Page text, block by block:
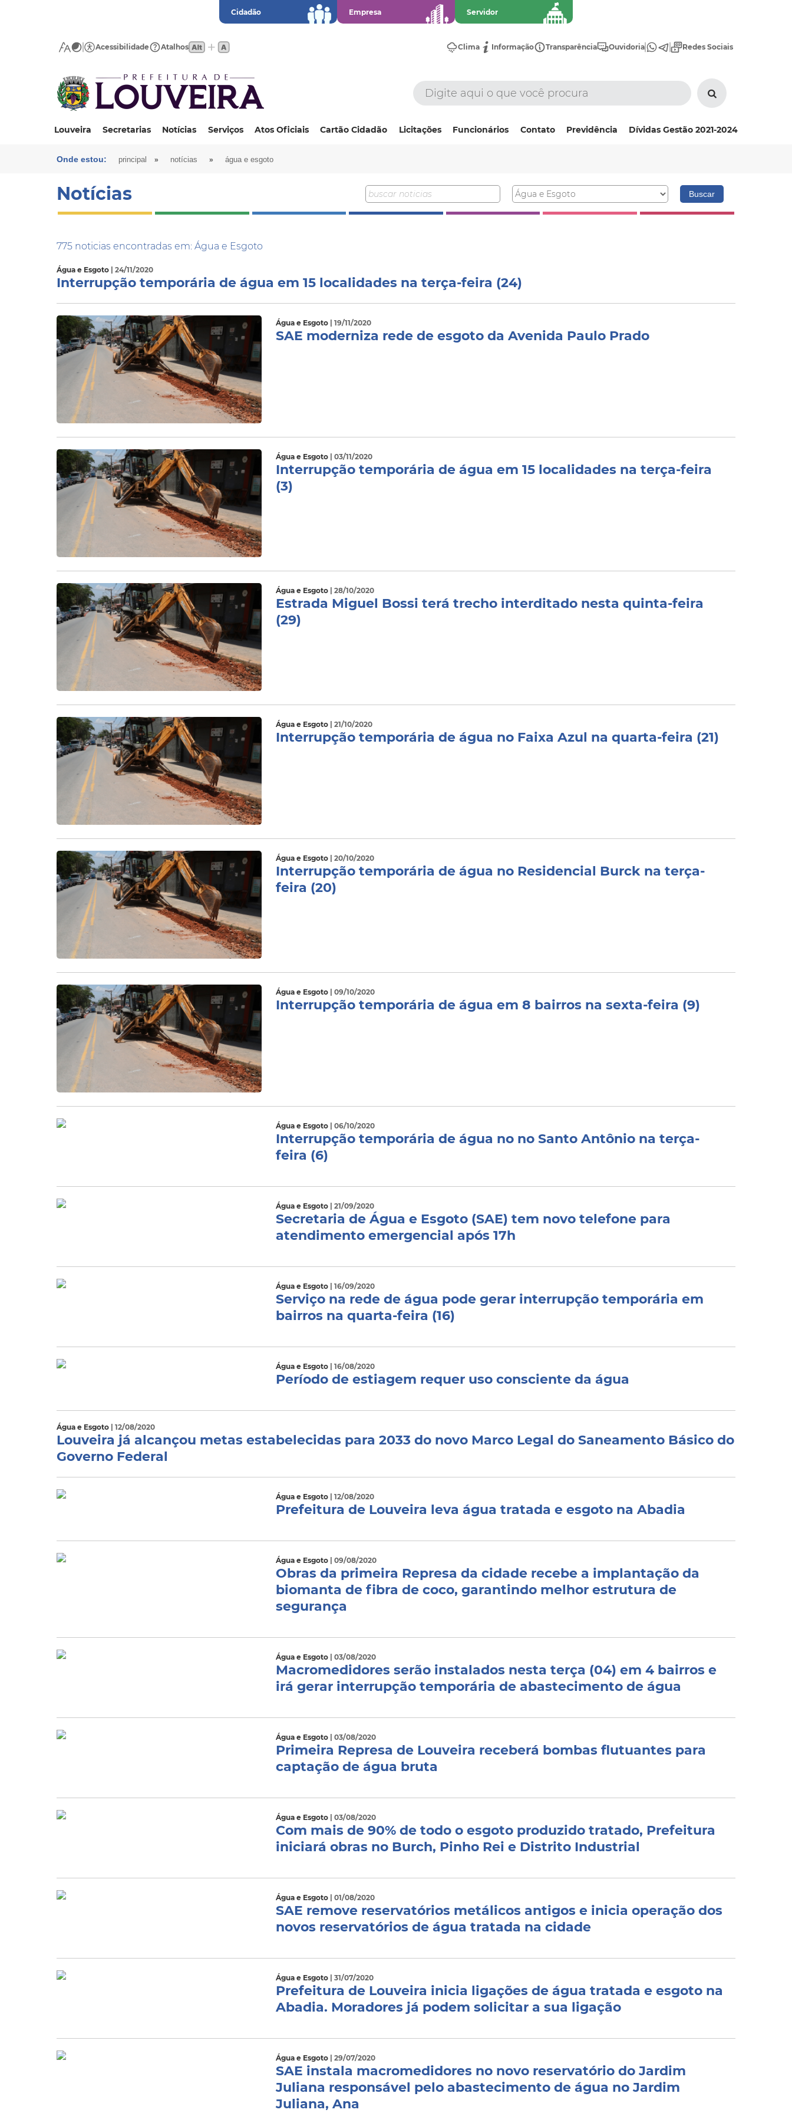
Cidadão Empresa Servidor
Acessibilidade Atalhos Clima Informação Transparência Ouvidoria Redes Sociais
Louveira Secretarias Notícias Serviços Atos Oficiais Cartão Cidadão Licitações Funcionários Contato Previdência Dívidas Gestão 2021-2024
Onde estou: principal » notícias » água e esgoto
Notícias
775 noticias encontradas em: Água e Esgoto
Água e Esgoto | 24/11/2020
Interrupção temporária de água em 15 localidades na terça-feira (24)
Água e Esgoto | 19/11/2020
SAE moderniza rede de esgoto da Avenida Paulo Prado
Água e Esgoto | 03/11/2020
Interrupção temporária de água em 15 localidades na terça-feira
(3)
Água e Esgoto | 28/10/2020
Estrada Miguel Bossi terá trecho interditado nesta quinta-feira
(29)
Água e Esgoto | 21/10/2020
Interrupção temporária de água no Faixa Azul na quarta-feira (21)
Água e Esgoto | 20/10/2020
Interrupção temporária de água no Residencial Burck na terça-
feira (20)
Água e Esgoto | 09/10/2020
Interrupção temporária de água em 8 bairros na sexta-feira (9)
Água e Esgoto | 06/10/2020
Interrupção temporária de água no no Santo Antônio na terça-
feira (6)
Água e Esgoto | 21/09/2020
Secretaria de Água e Esgoto (SAE) tem novo telefone para
atendimento emergencial após 17h
Água e Esgoto | 16/09/2020
Serviço na rede de água pode gerar interrupção temporária em
bairros na quarta-feira (16)
Água e Esgoto | 16/08/2020
Período de estiagem requer uso consciente da água
Água e Esgoto | 12/08/2020
Louveira já alcançou metas estabelecidas para 2033 do novo Marco Legal do Saneamento Básico do
Governo Federal
Água e Esgoto | 12/08/2020
Prefeitura de Louveira leva água tratada e esgoto na Abadia
Água e Esgoto | 09/08/2020
Obras da primeira Represa da cidade recebe a implantação da
biomanta de fibra de coco, garantindo melhor estrutura de
segurança
Água e Esgoto | 03/08/2020
Macromedidores serão instalados nesta terça (04) em 4 bairros e
irá gerar interrupção temporária de abastecimento de água
Água e Esgoto | 03/08/2020
Primeira Represa de Louveira receberá bombas flutuantes para
captação de água bruta
Água e Esgoto | 03/08/2020
Com mais de 90% de todo o esgoto produzido tratado, Prefeitura
iniciará obras no Burch, Pinho Rei e Distrito Industrial
Água e Esgoto | 01/08/2020
SAE remove reservatórios metálicos antigos e inicia operação dos
novos reservatórios de água tratada na cidade
Água e Esgoto | 31/07/2020
Prefeitura de Louveira inicia ligações de água tratada e esgoto na
Abadia. Moradores já podem solicitar a sua ligação
Água e Esgoto | 29/07/2020
SAE instala macromedidores no novo reservatório do Jardim
Juliana responsável pelo abastecimento de água no Jardim
Juliana, Ana